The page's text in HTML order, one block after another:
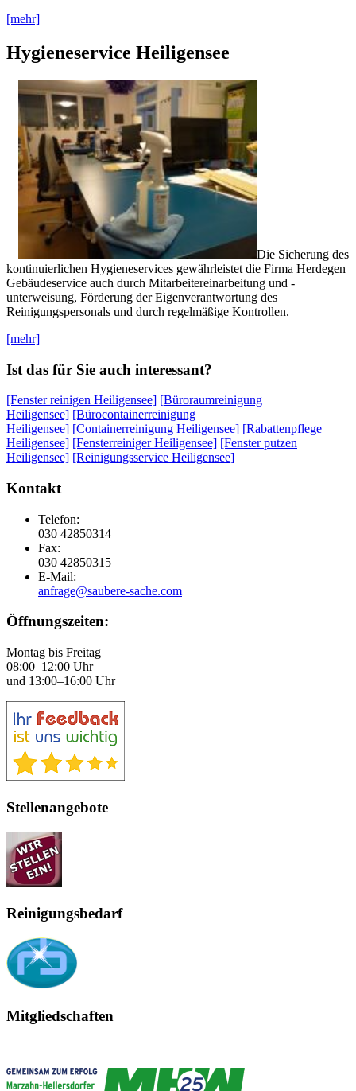
[mehr]
Hygieneservice Heiligensee
Die Sicherung des
kontinuierlichen Hygieneservices gewährleistet die Firma Herdegen
Gebäudeservice auch durch Mitarbeitereinarbeitung und -
unterweisung, Förderung der Eigenverantwortung des
Reinigungspersonals und durch regelmäßige Kontrollen.
[mehr]
Ist das für Sie auch interessant?
[Fenster reinigen Heiligensee] [Büroraumreinigung
Heiligensee] [Bürocontainerreinigung
Heiligensee] [Containerreinigung Heiligensee] [Rabattenpflege
Heiligensee] [Fensterreiniger Heiligensee] [Fenster putzen
Heiligensee] [Reinigungsservice Heiligensee]
Kontakt
Telefon:
030 42850314
Fax:
030 42850315
E-Mail:
anfrage@saubere-sache.com
Öffnungszeiten:
Montag bis Freitag
08:00–12:00 Uhr
und 13:00–16:00 Uhr
Stellenangebote
Reinigungsbedarf
Mitgliedschaften